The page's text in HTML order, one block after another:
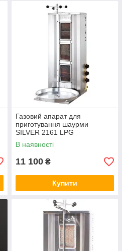
Газовий апарат для
приготування шаурми
SILVER 2161 LPG
В наявності
11 100 ₴
Купити